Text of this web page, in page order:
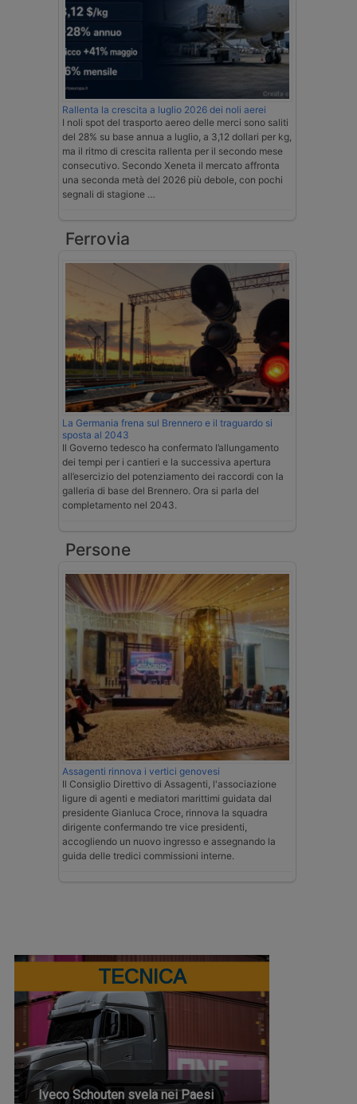
Rallenta la crescita a luglio 2026 dei noli aerei
I noli spot del trasporto aereo delle merci sono saliti
del 28% su base annua a luglio, a 3,12 dollari per kg,
ma il ritmo di crescita rallenta per il secondo mese
consecutivo. Secondo Xeneta il mercato affronta
una seconda metà del 2026 più debole, con pochi
segnali di stagione …
Ferrovia
La Germania frena sul Brennero e il traguardo si
sposta al 2043
Il Governo tedesco ha confermato l’allungamento
dei tempi per i cantieri e la successiva apertura
all’esercizio del potenziamento dei raccordi con la
galleria di base del Brennero. Ora si parla del
completamento nel 2043.
Persone
Assagenti rinnova i vertici genovesi
Il Consiglio Direttivo di Assagenti, l'associazione
ligure di agenti e mediatori marittimi guidata dal
presidente Gianluca Croce, rinnova la squadra
dirigente confermando tre vice presidenti,
accogliendo un nuovo ingresso e assegnando la
guida delle tredici commissioni interne.
TECNICA
Iveco Schouten svela nei Paesi